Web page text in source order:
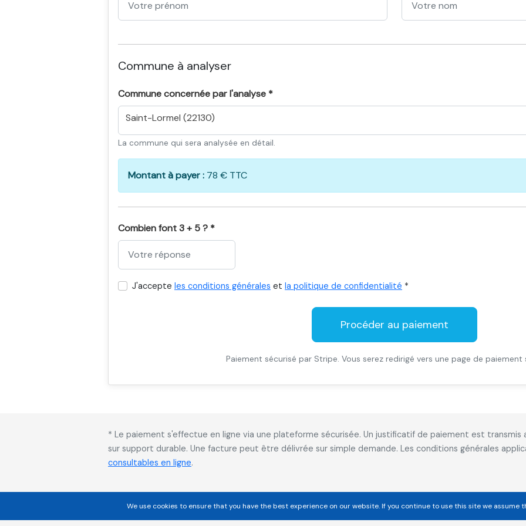
Commune à analyser
Commune concernée par l'analyse *
Saint-Lormel (22130)
La commune qui sera analysée en détail.
Montant à payer : 78 € TTC
Combien font 3 + 5 ? *
J'accepte les conditions générales et la politique de confidentialité *
Procéder au paiement
Paiement sécurisé par Stripe. Vous serez redirigé vers une page de paiement
* Le paiement s'effectue en ligne via une plateforme sécurisée. Un justificatif de paiement est
sur support durable. Une facture peut être délivrée sur simple demande. Les conditions générales
consultables en ligne.
We use cookies to ensure that you have the best experience on our website. If you continue to use this site we assume